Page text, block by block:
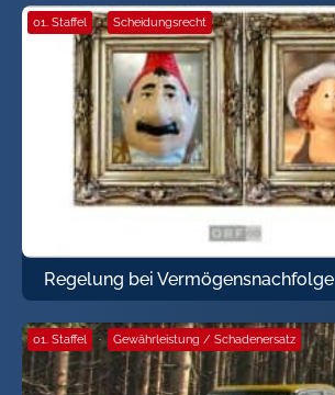
01. Staffel · Scheidungsrecht
Regelung bei Vermögensnachfolge
01. Staffel · Gewährleistung / Schadenersatz